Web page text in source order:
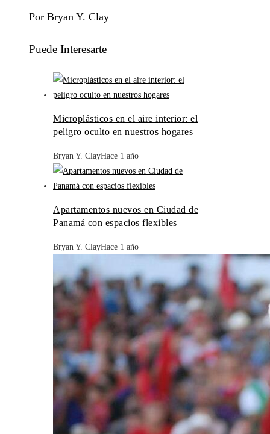
Por Bryan Y. Clay
Puede Interesarte
Microplásticos en el aire interior: el
peligro oculto en nuestros hogares
Bryan Y. ClayHace 1 año
Apartamentos nuevos en Ciudad de
Panamá con espacios flexibles
Bryan Y. ClayHace 1 año